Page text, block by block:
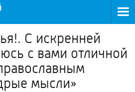
С искренней
с вами отличной
мысли»